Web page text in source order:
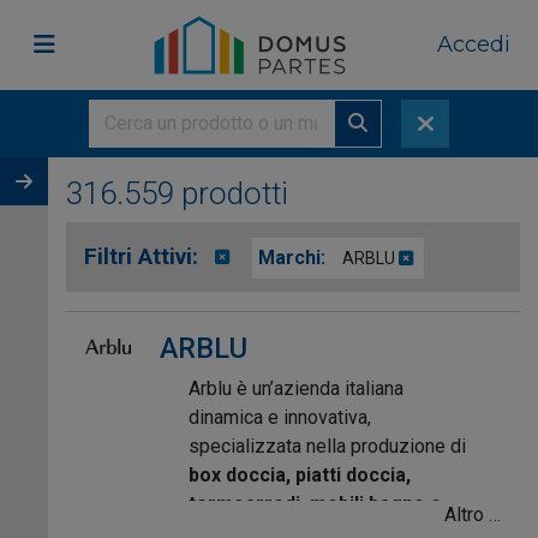
Accedi
316.559 prodotti
Filtri Attivi: Marchi: ARBLU
ARBLU
Arblu è un’azienda italiana
dinamica e innovativa,
specializzata nella produzione di
box doccia, piatti doccia,
termoarredi, mobili bagno e Altro …